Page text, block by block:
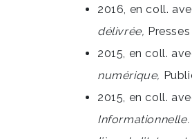
2016, en coll.
délivrée,
2015, en coll.
numérique,
2015, en coll.